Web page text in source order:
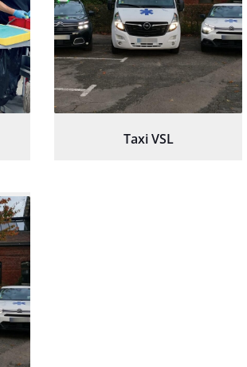
Taxi VSL
Transport ponctuel et
personnel très attentionné.
Très satisfait du service.